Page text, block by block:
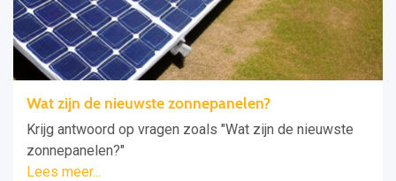
Wat zijn de nieuwste zonnepanelen?
Krijg antwoord op vragen zoals "Wat zijn de nieuwste
zonnepanelen?"
Lees meer...